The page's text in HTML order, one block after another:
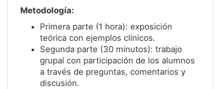
Metodología:
Primera parte (1 hora): exposición
teórica con ejemplos clínicos.
Segunda parte (30 minutos): trabajo
grupal con participación de los alumnos
a través de preguntas, comentarios y
discusión.